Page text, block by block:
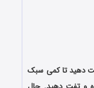
دهید تا کمی سبک